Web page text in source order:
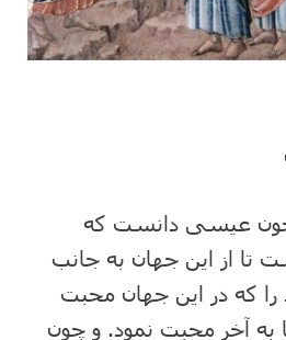
چون عیسی دانست که
از این جهان به جانب
را که در این جهان محبت
به آخر محبت نمود. و چون